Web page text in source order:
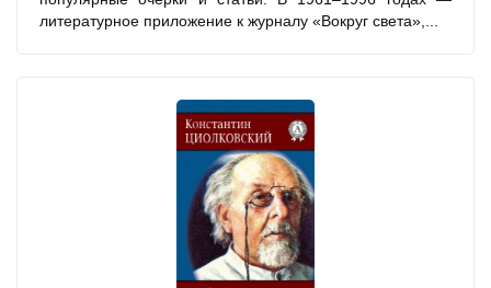
литературное приложение к журналу «Вокруг света»,...